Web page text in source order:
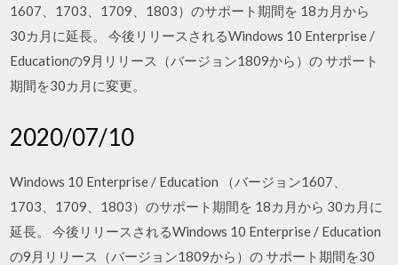
1607、1703、1709、1803）のサポート期間を 18カ月から
30カ月に延長。 今後リリースされるWindows 10 Enterprise /
Educationの9月リリース（バージョン1809から）の サポート
期間を30カ月に変更。
2020/07/10
Windows 10 Enterprise / Education （バージョン1607、
1703、1709、1803）のサポート期間を 18カ月から 30カ月に
延長。 今後リリースされるWindows 10 Enterprise / Education
の9月リリース（バージョン1809から）の サポート期間を30